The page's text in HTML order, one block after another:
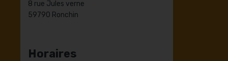
8 rue Jules verne
59790 Ronchin
Horaires